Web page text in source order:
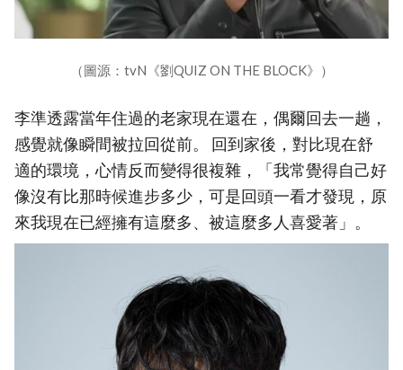
（圖源：tvN《劉QUIZ ON THE BLOCK》）
李準透露當年住過的老家現在還在，偶爾回去一趟，
感覺就像瞬間被拉回從前。 回到家後，對比現在舒
適的環境，心情反而變得很複雜，「我常覺得自己好
像沒有比那時候進步多少，可是回頭一看才發現，原
來我現在已經擁有這麼多、被這麼多人喜愛著」。